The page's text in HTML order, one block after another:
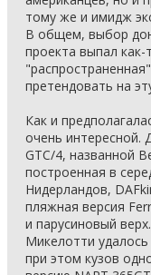
тому же и имидж
В общем, выбор
проекта выпал
претендовать на
Как и
очень интересной.
GTC/4, названной
построенная в
Нидерландов,
пляжная версия
и парусиновый
Микелотти
при этом кузов